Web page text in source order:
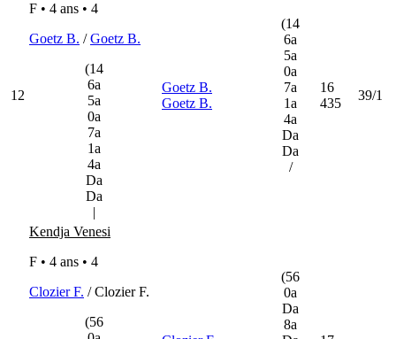
12
F • 4 ans • 4
Goetz B. /Goetz B.
(14
6a
5a
0a
7a
1a
4a
Da
Da
|
Goetz B.
Goetz B.
(14
6a
5a
0a
7a
1a
4a
Da
Da
/
16
435
39/1
Kendja Venesi
F • 4 ans • 4
Clozier F. / Clozier F.
(56
(56
0a
Da
8a